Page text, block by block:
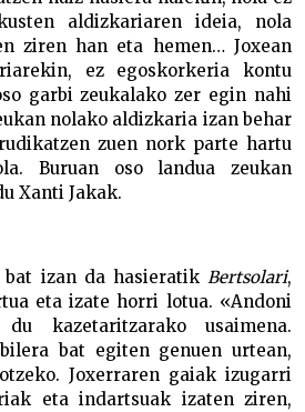
aldizkariaren ideia, nola
ziren han eta hemen… Joxean
ez egoskorkeria kontu
garbi zeukalako zer egin nahi
nolako aldizkaria izan behar
zuen nork parte hartu
Buruan oso landua zeukan
Xanti Jakak.
izan da hasieratik Bertsolari,
eta izate horri lotua. «Andoni
kazetaritzarako usaimena.
bat egiten genuen urtean,
Joxerraren gaiak izugarri
eta indartsuak izaten ziren,